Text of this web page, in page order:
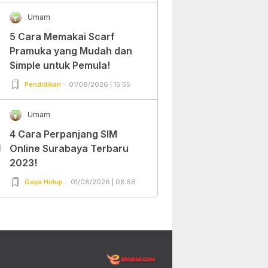
Umam
5 Cara Memakai Scarf
Pramuka yang Mudah dan
Simple untuk Pemula!
Pendidikan 01/08/2026 | 15:55
Umam
4 Cara Perpanjang SIM
Online Surabaya Terbaru
2023!
Gaya Hidup 01/08/2026 | 08:56